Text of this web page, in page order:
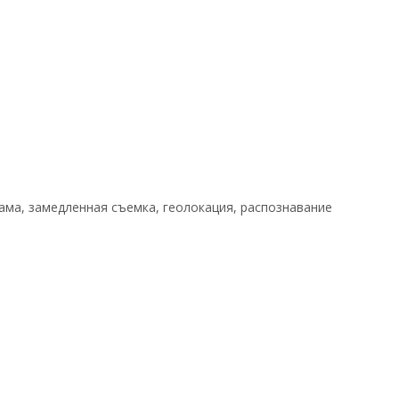
замедленная съемка, геолокация, распознавание